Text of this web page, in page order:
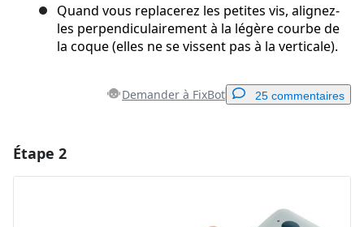
Quand vous replacerez les petites vis, alignez-
les perpendiculairement à la légère courbe de
la coque (elles ne se vissent pas à la verticale).
Demander à FixBot 25 commentaires
Étape 2